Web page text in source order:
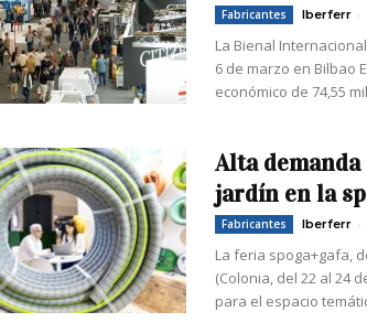
Fabricantes Iberferr -
La Bienal
6 de marzo en Bilbao
económico de 74,55
Alta
jardín en la
Fabricantes Iberferr -
La feria spoga+gafa,
(Colonia, del 22 al 24
para el espacio